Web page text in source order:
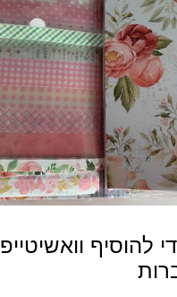
להוסיף וואשיטייפ